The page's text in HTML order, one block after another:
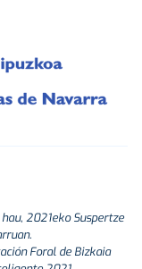
2021eko Suspertze
Foral de Bizkaia